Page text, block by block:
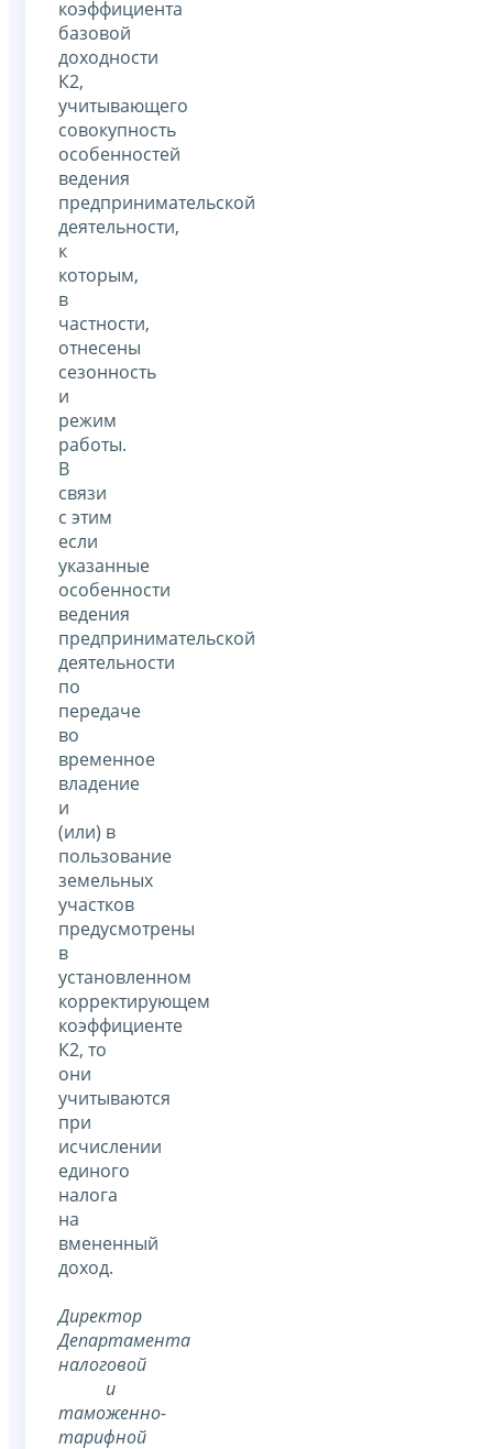
коэффициента
базовой
доходности
К2,
учитывающего
совокупность
особенностей
ведения
предпринимательской
деятельности,
к
которым,
в
частности,
отнесены
сезонность
и
режим
работы.
В
связи
с этим
если
указанные
особенности
ведения
предпринимательской
деятельности
по
передаче
во
временное
владение
и
(или) в
пользование
земельных
участков
предусмотрены
в
установленном
корректирующем
коэффициенте
К2, то
они
учитываются
при
исчислении
единого
налога
на
вмененный
доход.
Директор
Департамента
налоговой
и
таможенно-
тарифной